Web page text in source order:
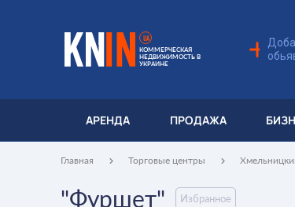
UA
КОММЕРЧЕСКАЯ
НЕДВИЖИМОСТЬ В
УКРАИНЕ
АРЕНДА ПРОДАЖА
Главная Торговые центры
"Фуршет" Избранное